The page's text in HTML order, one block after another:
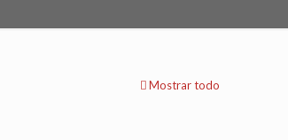
Mostrar todo